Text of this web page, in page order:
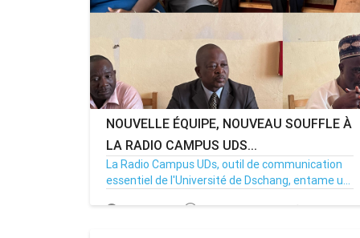
NOUVELLE ÉQUIPE, NOUVEAU SOUFFLE À
LA RADIO CAMPUS UDS...
La Radio Campus UDs, outil de communication
essentiel de l'Université de Dschang, entame u...
17/03/25 Par MenouActu 0